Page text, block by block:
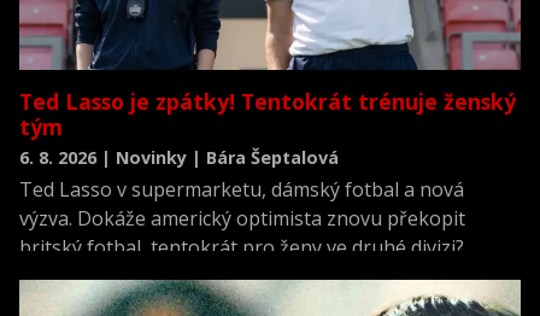
Ted Lasso je zpátky! Tentokrát trénuje ženský
tým
6. 8. 2026 | Novinky | Bára Šeptalová
Ted Lasso v supermarketu, dámský fotbal a nová
výzva. Dokáže americký optimista znovu překopit
britský fotbal, tentokrát pro ženy ve druhé divizi?